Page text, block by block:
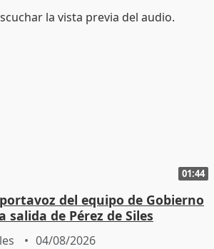
01:44
del equipo de Gobierno
salida de Pérez de Siles
04/08/2026